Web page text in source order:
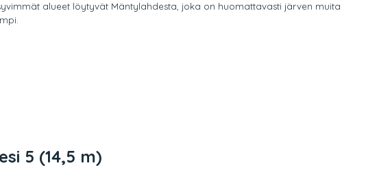
alueet löytyvät Mäntylahdesta, joka on huomattavasti järven muita
5 (14,5 m)